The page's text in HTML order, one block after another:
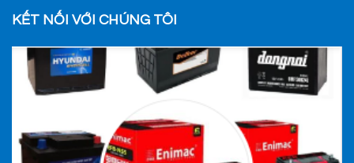
KẾT NỐI VỚI CHÚNG TÔI